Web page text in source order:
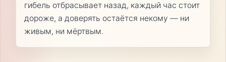
гибель отбрасывает назад, каждый час стоит
дороже, а доверять остаётся некому — ни
живым, ни мёртвым.